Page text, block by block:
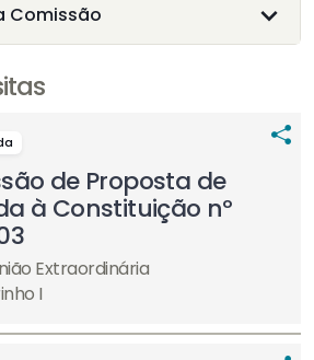
Comissão
de Proposta de
à Constituição nº
Extraordinária
I